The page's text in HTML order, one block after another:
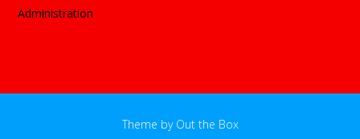
Administration
Theme by Out the Box